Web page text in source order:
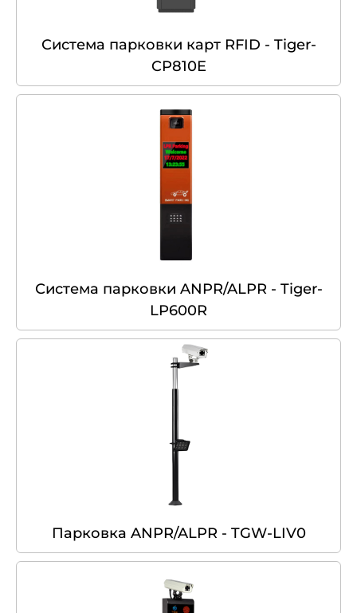
Система парковки карт RFID - Tiger-
CP810E
Система парковки ANPR/ALPR - Tiger-
LP600R
Парковка ANPR/ALPR - TGW-LIV0